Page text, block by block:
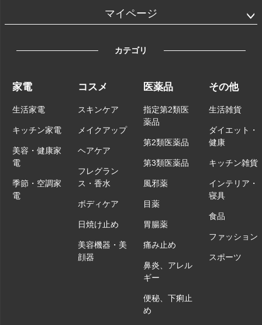
マイページ
カテゴリ
家電
生活家電
キッチン家電
美容・健康家
電
季節・空調家
電
コスメ
スキンケア
メイクアップ
ヘアケア
フレグラン
ス・香水
ボディケア
日焼け止め
美容機器・美
顔器
医薬品
指定第2類医
薬品
第2類医薬品
第3類医薬品
風邪薬
目薬
胃腸薬
痛み止め
鼻炎、アレル
ギー
便秘、下痢止
め
その他
生活雑貨
ダイエット・
健康
キッチン雑貨
インテリア・
寝具
食品
ファッション
スポーツ